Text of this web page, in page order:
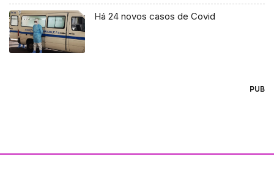
Há 24 novos casos de Covid
PUB